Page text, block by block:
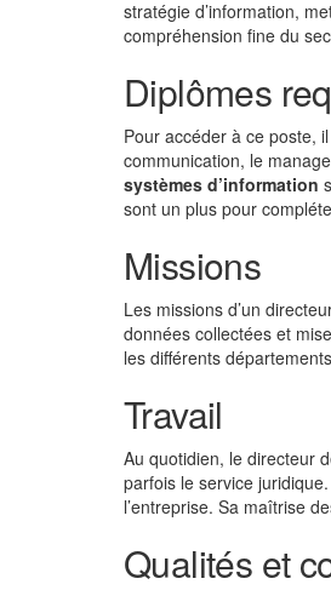
stratégie d’information,
compréhension fine du
Diplômes
Pour accéder à ce poste,
communication, le
systèmes d’information
sont un plus pour
Missions
Les missions d’un
données collectées et
les différents
Travail
Au quotidien, le directeur
parfois le service
l’entreprise. Sa maîtrise
Qualités et